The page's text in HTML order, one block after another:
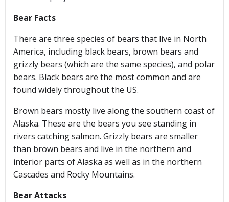
Bear Facts
There are three species of bears that live in North
America, including black bears, brown bears and
grizzly bears (which are the same species), and polar
bears. Black bears are the most common and are
found widely throughout the US.
Brown bears mostly live along the southern coast of
Alaska. These are the bears you see standing in
rivers catching salmon. Grizzly bears are smaller
than brown bears and live in the northern and
interior parts of Alaska as well as in the northern
Cascades and Rocky Mountains.
Bear Attacks